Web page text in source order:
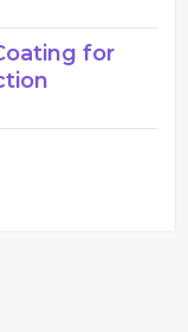
for